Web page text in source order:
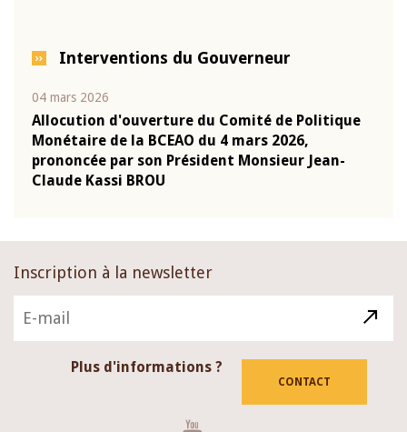
Interventions du Gouverneur
04 mars 2026
Allocution d'ouverture du Comité de Politique
Monétaire de la BCEAO du 4 mars 2026,
prononcée par son Président Monsieur Jean-
Claude Kassi BROU
Inscription à la newsletter
Plus d'informations ?
CONTACT